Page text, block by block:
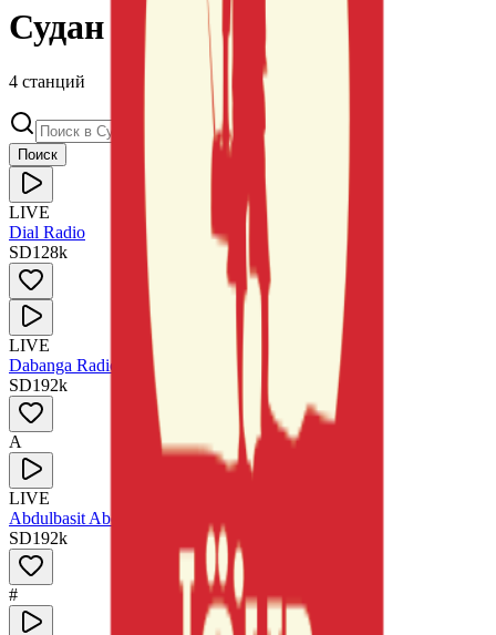
Судан
4 станций
Поиск
LIVE
Dial Radio
SD128k
LIVE
Dabanga Radio
SD192k
A
LIVE
Abdulbasit Abdulsamad
SD192k
#